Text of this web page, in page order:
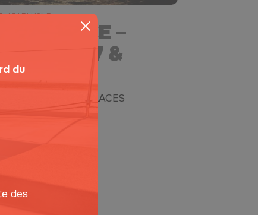
du
des
- MLLE LUCILE
–
14/07 &
LUCILE - 20 PLACES